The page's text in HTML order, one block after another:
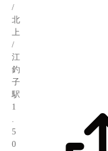
/
北
上
/
江
釣
子
駅
1
5
0